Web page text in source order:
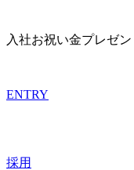
入社お祝い金プレゼン
ENTRY
採用